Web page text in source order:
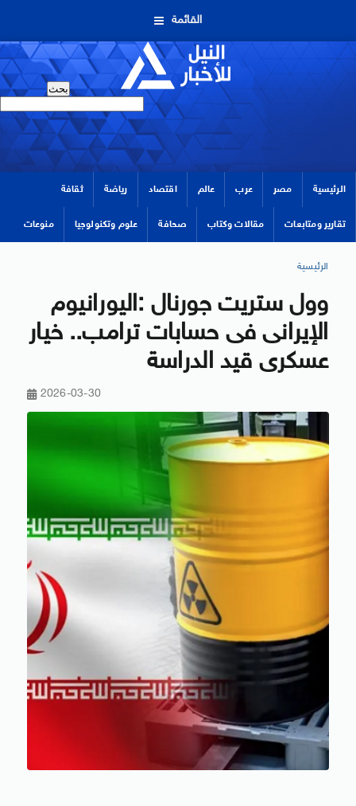
القائمة
الرئيسية مصر عرب عالم اقتصاد رياضة ثقافة
تقارير ومتابعات مقالات وكتاب صحافة علوم وتكنولوجيا منوعات
الرئيسية
وول ستريت جورنال :اليورانيوم
الإيرانى فى حسابات ترامب.. خيار
عسكرى قيد الدراسة
2026-03-30